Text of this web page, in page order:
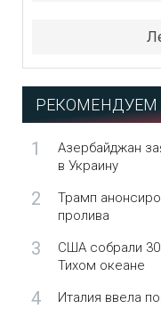
РЕКОМЕНДУЕМ
1
Азербайджан
в Украину
2
Трамп
пролива
3
США собрали 30
Тихом океане
4 Италия ввела